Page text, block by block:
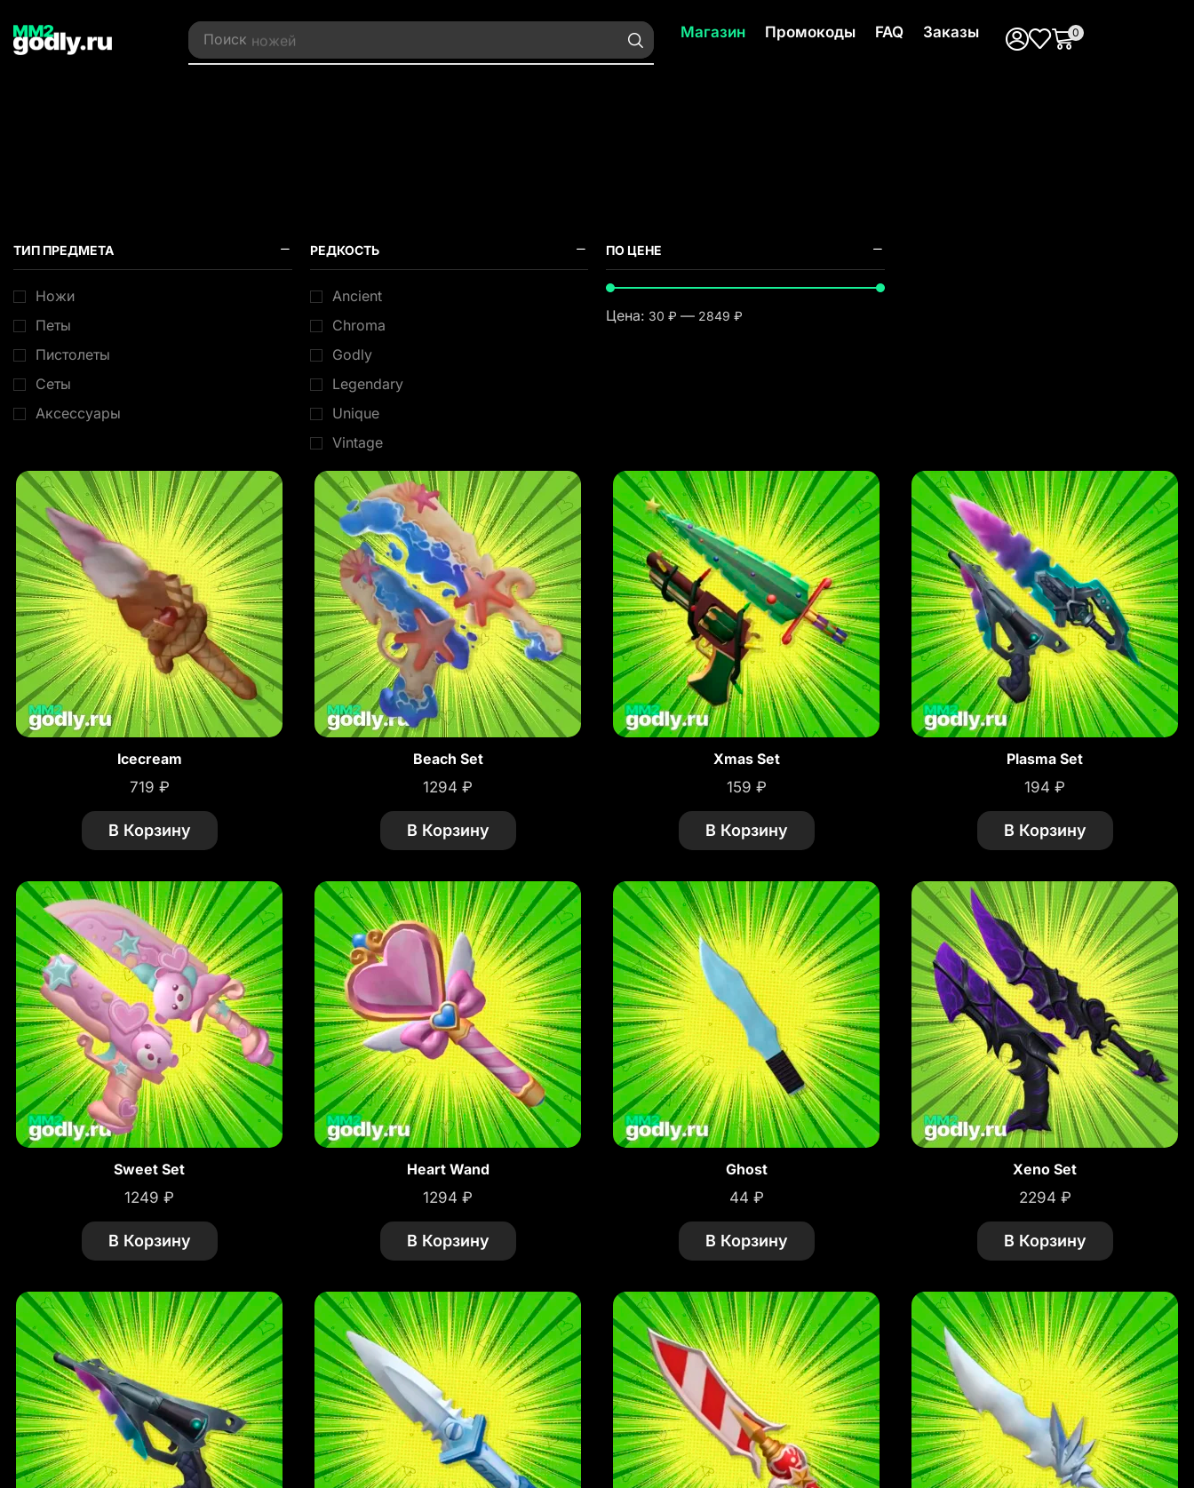
Поиск ножей Магазин Промокоды FAQ Заказы 0
ТИП ПРЕДМЕТА
Ножи
Петы
Пистолеты
Сеты
Аксессуары
РЕДКОСТЬ
Ancient
Chroma
Godly
Legendary
Unique
Vintage
ПО ЦЕНЕ
Цена: 30 ₽ — 2849 ₽
Icecream
719 ₽
В Корзину
Beach Set
1294 ₽
В Корзину
Xmas Set
159 ₽
В Корзину
Plasma Set
194 ₽
В Корзину
Sweet Set
1249 ₽
В Корзину
Heart Wand
1294 ₽
В Корзину
Ghost
44 ₽
В Корзину
Xeno Set
2294 ₽
В Корзину